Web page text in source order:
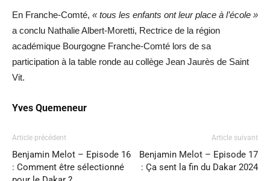
En Franche-Comté, « tous les enfants ont leur place à l’école »
a conclu Nathalie Albert-Moretti, Rectrice de la région
académique Bourgogne Franche-Comté lors de sa
participation à la table ronde au collège Jean Jaurès de Saint
Vit.
Yves Quemeneur
Article précédent
Benjamin Melot – Episode 16
: Comment être sélectionné
Article suivant
Benjamin Melot – Episode 17
: Ça sent la fin du Dakar 2024